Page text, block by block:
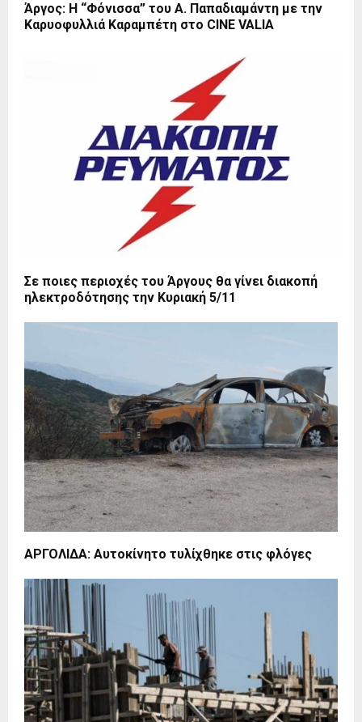
Άργος: Η “Φόνισσα” του Α. Παπαδιαμάντη με την
Καρυοφυλλιά Καραμπέτη στο CINE VALIA
Σε ποιες περιοχές του Άργους θα γίνει διακοπή
ηλεκτροδότησης την Κυριακή 5/11
ΑΡΓΟΛΙΔΑ: Αυτοκίνητο τυλίχθηκε στις φλόγες